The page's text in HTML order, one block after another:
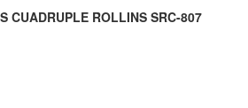
CUADRUPLE ROLLINS SRC-807